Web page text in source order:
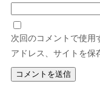
次回のコメントで使用
アドレス、サイトを保